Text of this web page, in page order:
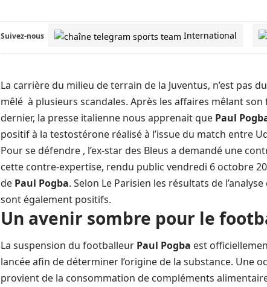
Suivez-nous International
La carrière du milieu de terrain de la Juventus, n’est pas
mêlé à plusieurs scandales. Après les affaires mêlant son
dernier, la presse italienne nous apprenait que Paul
positif à la testostérone réalisé à l’issue du match entre
Pour se défendre , l’ex-star des Bleus a demandé une
cette contre-expertise, rendu public vendredi 6 octobre
de Paul Pogba. Selon Le Parisien les résultats de
sont également positifs.
Un avenir sombre pour le
La suspension du footballeur Paul Pogba est
lancée afin de déterminer l’origine de la substance. Une
provient de la consommation de compléments